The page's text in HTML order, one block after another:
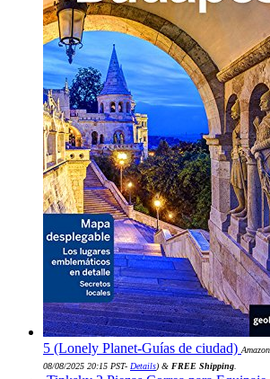
5 (Lonely Planet-Guías de ciudad)
08/08/2025 20:15 PST- Details) & FREE Shipping